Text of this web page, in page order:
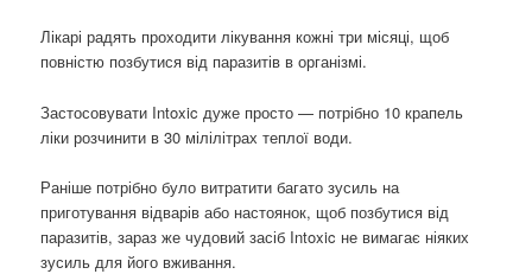
Лікарі радять проходити лікування кожні три місяці, щоб
повністю позбутися від паразитів в організмі.
Застосовувати Intoxic дуже просто — потрібно 10 крапель
ліки розчинити в 30 мілілітрах теплої води.
Раніше потрібно було витратити багато зусиль на
приготування відварів або настоянок, щоб позбутися від
паразитів, зараз же чудовий засіб Intoxic не вимагає ніяких
зусиль для його вживання.